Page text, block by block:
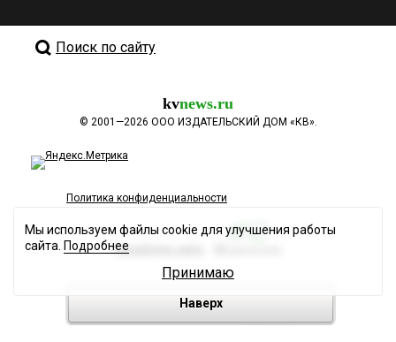
Поиск по сайту
kvnews.ru
© 2001—2026 ООО ИЗДАТЕЛЬСКИЙ ДОМ «КВ».
Политика конфиденциальности
Разработка сайта
Наверх
Мы используем файлы cookie для улучшения работы
сайта. Подробнее
Принимаю